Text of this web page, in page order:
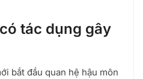
tác dụng gây
bắt đầu quan hệ hậu môn